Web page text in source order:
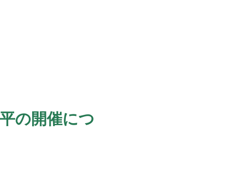
の開催につ